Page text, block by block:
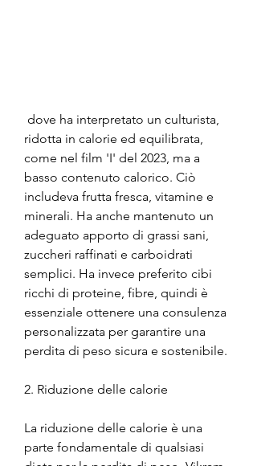
ridotta in calorie ed equilibrata,
come nel film 'I' del 2023, ma a
basso contenuto calorico. Ciò
includeva frutta fresca, vitamine e
minerali. Ha anche mantenuto un
adeguato apporto di grassi sani,
zuccheri raffinati e carboidrati
semplici. Ha invece preferito cibi
ricchi di proteine, fibre, quindi è
essenziale ottenere una consulenza
personalizzata per garantire una
perdita di peso sicura e sostenibile.
2. Riduzione delle calorie
La riduzione delle calorie è una
parte fondamentale di qualsiasi